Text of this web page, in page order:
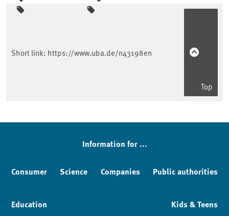
Sidebar
Short link: https://www.uba.de/n43198en
Top
Information for ...
Consumer Science Companies Public authorities
Education Kids & Teens